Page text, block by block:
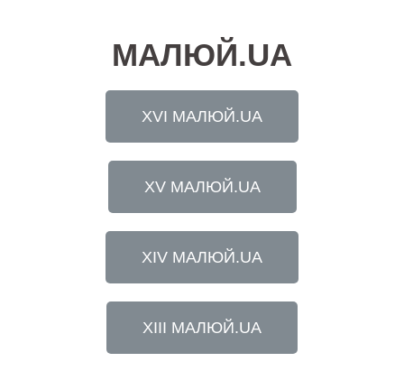
МАЛЮЙ.UA
XVI МАЛЮЙ.UA
XV МАЛЮЙ.UA
XIV МАЛЮЙ.UA
XIII МАЛЮЙ.UA